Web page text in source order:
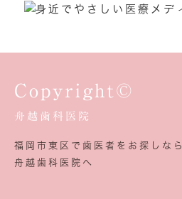
Copyright©
舟越歯科医院
福岡市東区で歯医者をお探しなら
舟越歯科医院へ